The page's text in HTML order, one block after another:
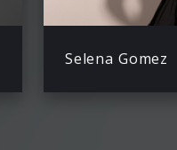
Selena Gomez